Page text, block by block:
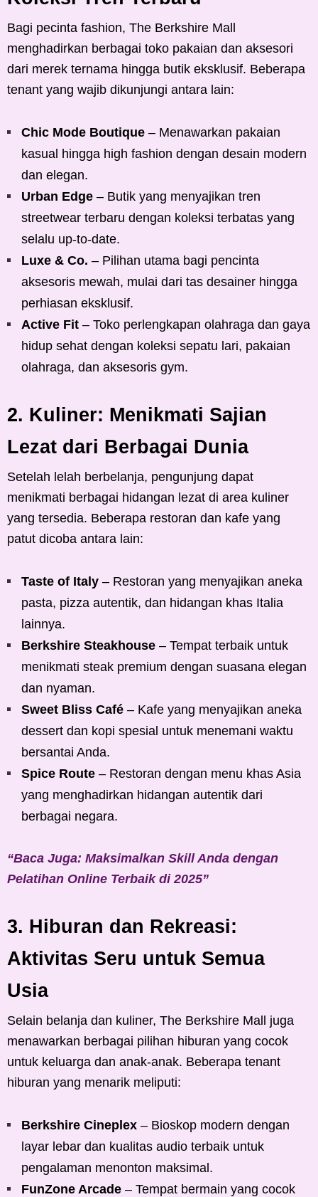
Bagi pecinta fashion, The Berkshire Mall
menghadirkan berbagai toko pakaian dan aksesori
dari merek ternama hingga butik eksklusif. Beberapa
tenant yang wajib dikunjungi antara lain:
Chic Mode Boutique – Menawarkan pakaian
kasual hingga high fashion dengan desain modern
dan elegan.
Urban Edge – Butik yang menyajikan tren
streetwear terbaru dengan koleksi terbatas yang
selalu up-to-date.
Luxe & Co. – Pilihan utama bagi pencinta
aksesoris mewah, mulai dari tas desainer hingga
perhiasan eksklusif.
Active Fit – Toko perlengkapan olahraga dan gaya
hidup sehat dengan koleksi sepatu lari, pakaian
olahraga, dan aksesoris gym.
2. Kuliner: Menikmati Sajian
Lezat dari Berbagai Dunia
Setelah lelah berbelanja, pengunjung dapat
menikmati berbagai hidangan lezat di area kuliner
yang tersedia. Beberapa restoran dan kafe yang
patut dicoba antara lain:
Taste of Italy – Restoran yang menyajikan aneka
pasta, pizza autentik, dan hidangan khas Italia
lainnya.
Berkshire Steakhouse – Tempat terbaik untuk
menikmati steak premium dengan suasana elegan
dan nyaman.
Sweet Bliss Café – Kafe yang menyajikan aneka
dessert dan kopi spesial untuk menemani waktu
bersantai Anda.
Spice Route – Restoran dengan menu khas Asia
yang menghadirkan hidangan autentik dari
berbagai negara.
“Baca Juga: Maksimalkan Skill Anda dengan
Pelatihan Online Terbaik di 2025”
3. Hiburan dan Rekreasi:
Aktivitas Seru untuk Semua
Usia
Selain belanja dan kuliner, The Berkshire Mall juga
menawarkan berbagai pilihan hiburan yang cocok
untuk keluarga dan anak-anak. Beberapa tenant
hiburan yang menarik meliputi:
Berkshire Cineplex – Bioskop modern dengan
layar lebar dan kualitas audio terbaik untuk
pengalaman menonton maksimal.
FunZone Arcade – Tempat bermain yang cocok